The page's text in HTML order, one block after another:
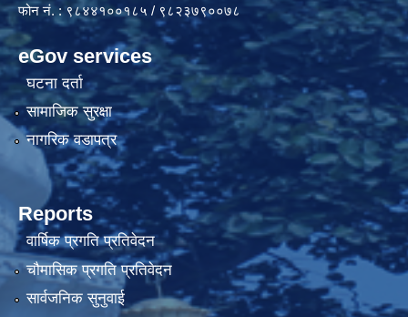
फोन नं. : ९८४४१००१८५ / ९८२३७९००७८
eGov services
घटना दर्ता
सामाजिक सुरक्षा
नागरिक वडापत्र
Reports
वार्षिक प्रगति प्रतिवेदन
चौमासिक प्रगति प्रतिवेदन
सार्वजनिक सुनुवाई